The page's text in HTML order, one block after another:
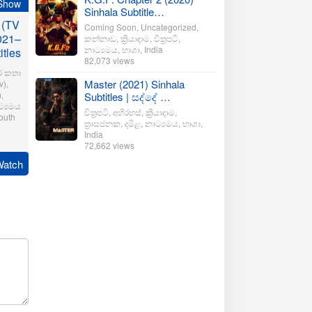
කතා
Sinhala Subtitle…
Coming Soon Uncategorized
කන්නාඩ ක්‍රියාදාම චිත්‍රපටි
නාට්‍යමය භාශා India
82,073 views
Master (2021) Sinhala
Subtitles | සද්දේ …
චිත්‍රපටි අභිරහස් ක්‍රියාදාම
ත්‍රාසජනක දමිළ නාට්‍යමය භාශා
India
72,662 views